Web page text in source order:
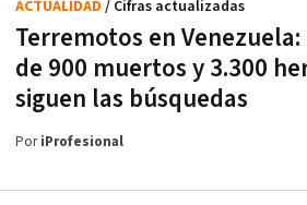
Terremotos en
de 900 muertos y 3.300
siguen las búsquedas
ACTUALIDAD / Cifras actualizadas
PoriProfesional